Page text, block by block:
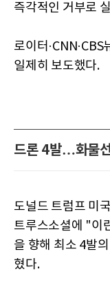
즉각적인 거부로
로이터
일제히 보도했다.
드론 4발…화물
도널드 트럼프 미
트루스소셜에 "이
을 향해 최소 4발
혔다.